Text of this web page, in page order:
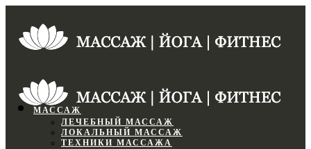
МАССАЖ
ЛЕЧЕБНЫЙ МАССАЖ
ЛОКАЛЬНЫЙ МАССАЖ
ТЕХНИКИ МАССАЖА